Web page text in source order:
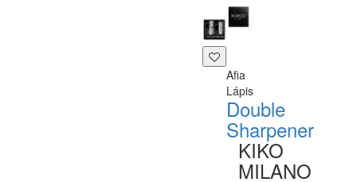
Afia
Lápis
Double
Sharpener
KIKO
MILANO